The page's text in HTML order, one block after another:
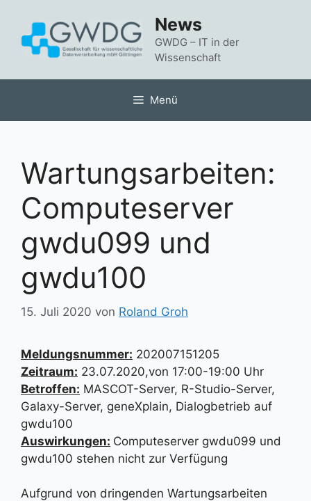
springen
News
GWDG – IT in der
Wissenschaft
Menü
Wartungsarbeiten:
Computeserver
gwdu099 und
gwdu100
15. Juli 2020 von Roland Groh
Meldungsnummer: 202007151205
Zeitraum: 23.07.2020,von 17:00-19:00 Uhr
Betroffen: MASCOT-Server, R-Studio-Server,
Galaxy-Server, geneXplain, Dialogbetrieb auf
gwdu100
Auswirkungen: Computeserver gwdu099 und
gwdu100 stehen nicht zur Verfügung
Aufgrund von dringenden Wartungsarbeiten